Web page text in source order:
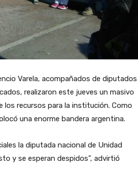
Varela, acompañados de diputados
realizaron este jueves un masivo
los recursos para la institución. Como
una enorme bandera argentina.
la diputada nacional de Unidad
y se esperan despidos”, advirtió